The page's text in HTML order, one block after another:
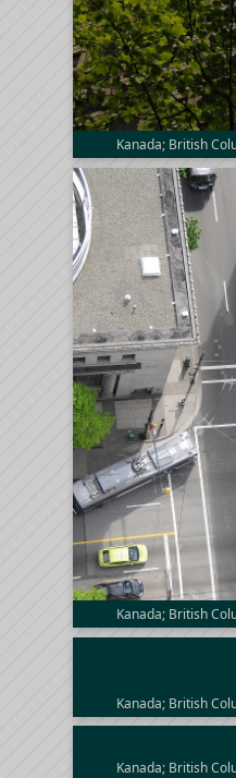
Kanada; British
Kanada; British
Kanada; British
Kanada; British